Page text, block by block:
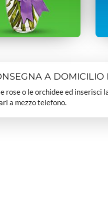
A DOMICILIO
rose o le orchidee ed inserisci
a mezzo telefono.